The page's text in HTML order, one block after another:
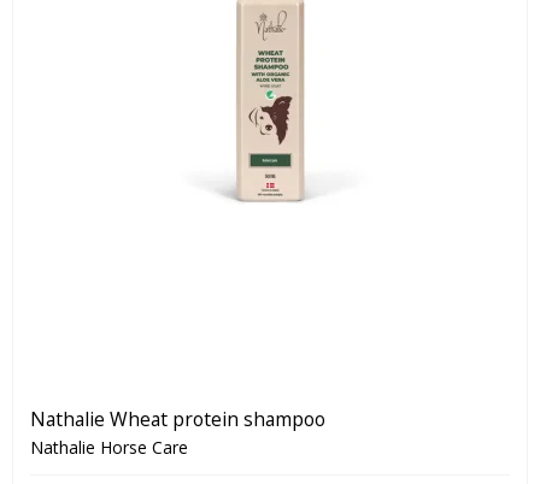
Nathalie Wheat protein shampoo
Nathalie Horse Care